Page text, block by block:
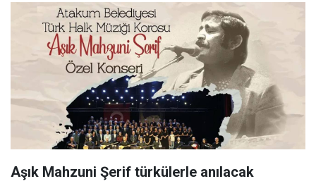
Aşık Mahzuni Şerif türkülerle anılacak